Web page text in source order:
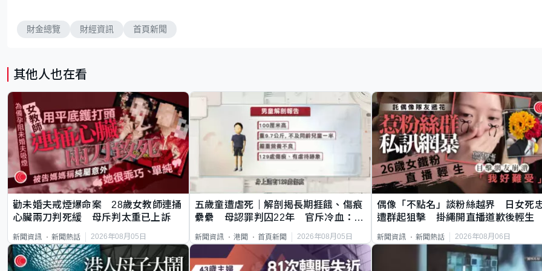
財金總覽 財經資訊 首頁新聞
其他人也在看
勸未婚夫戒煙爆命案 28歲女教師連捅
心臟兩刀判死緩 母斥判太重已上訴
新聞資訊 新聞熱話 2026年08月05日
五歲童遭虐死｜解剖揭長期捱餓、傷痕
纍纍 母認罪判囚22年 官斥冷血：同
新聞資訊 港聞 首頁新聞 2026年08月05日
偶像「不點名」談粉絲越界 日女死
遭群起狙擊 掛繩開直播道歉後輕生
新聞資訊 新聞熱話 2026年08月06日